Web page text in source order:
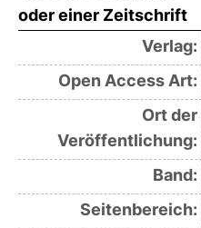
oder einer Zeitschrift
Verlag:
Open Access Art:
Ort der
Veröffentlichung:
Band:
Seitenbereich: